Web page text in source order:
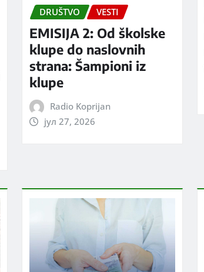
DRUŠTVO VESTI
EMISIJA 2: Od školske
klupe do naslovnih
strana: Šampioni iz
klupe
Radio Koprijan
јул 27, 2026